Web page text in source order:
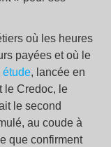
où les heures
payées et où le
étude, lancée en
le Credoc, le
le second
au coude à
que confirment